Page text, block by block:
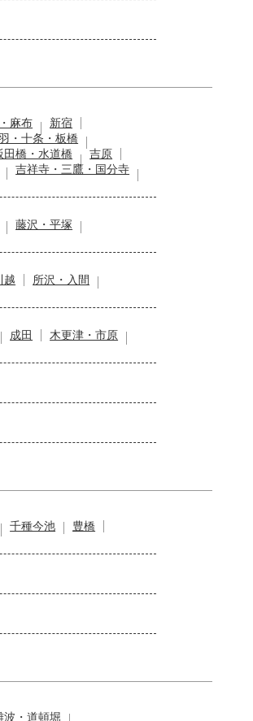
麻布
新宿
・十条・板橋
田橋・水道橋
吉原
吉祥寺・三鷹・国分寺
藤沢・平塚
越
所沢・入間
成田
木更津・市原
千種今池
豊橋
波・道頓堀